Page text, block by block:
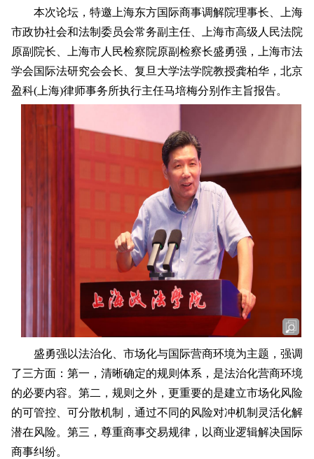
本次论坛，特邀上海东方国际商事调解院理事长、上海
市政协社会和法制委员会常务副主任、上海市高级人民法院
原副院长、上海市人民检察院原副检察长盛勇强，上海市法
学会国际法研究会会长、复旦大学法学院教授龚柏华，北京
盈科(上海)律师事务所执行主任马培梅分别作主旨报告。
盛勇强以法治化、市场化与国际营商环境为主题，强调
了三方面：第一，清晰确定的规则体系，是法治化营商环境
的必要内容。第二，规则之外，更重要的是建立市场化风险
的可管控、可分散机制，通过不同的风险对冲机制灵活化解
潜在风险。第三，尊重商事交易规律，以商业逻辑解决国际
商事纠纷。